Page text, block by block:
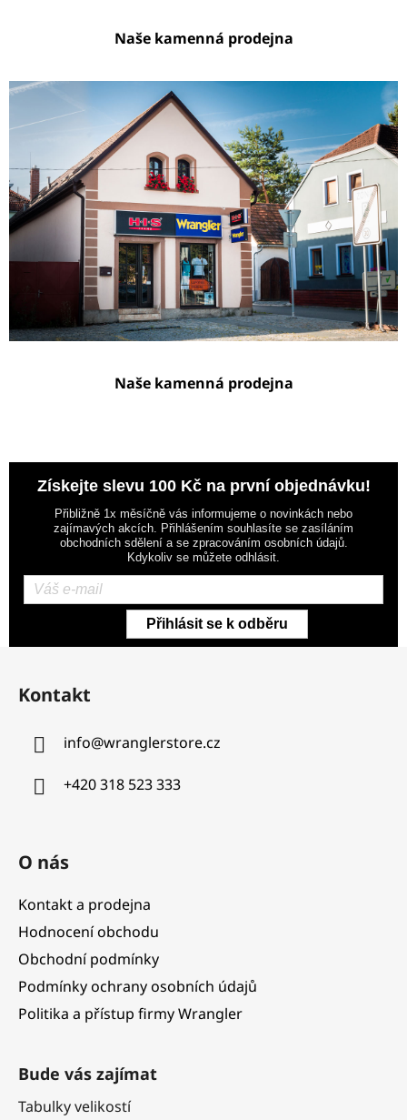
Naše kamenná prodejna
Naše kamenná prodejna
Získejte slevu 100 Kč na první objednávku!
Přibližně 1x měsíčně vás informujeme o novinkách nebo
zajímavých akcích. Přihlášením souhlasíte se zasíláním
obchodních sdělení a se zpracováním osobních údajů.
Kdykoliv se můžete odhlásit.
Přihlásit se k odběru
Z
Kontakt
info@wranglerstore.cz
+420 318 523 333
O nás
Kontakt a prodejna
Hodnocení obchodu
Obchodní podmínky
Podmínky ochrany osobních údajů
Politika a přístup firmy Wrangler
Bude vás zajímat
Tabulky velikostí